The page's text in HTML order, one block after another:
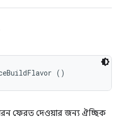
()
ধরন ফেরত দেওয়ার জন্য ঐচ্ছিক